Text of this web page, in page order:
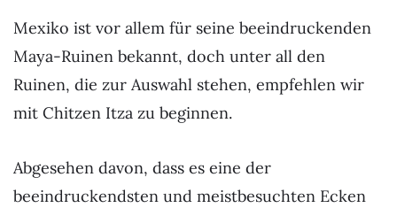
Mexiko ist vor allem für seine beeindruckenden
Maya-Ruinen bekannt, doch unter all den
Ruinen, die zur Auswahl stehen, empfehlen wir
mit Chitzen Itza zu beginnen.
Abgesehen davon, dass es eine der
beeindruckendsten und meistbesuchten Ecken